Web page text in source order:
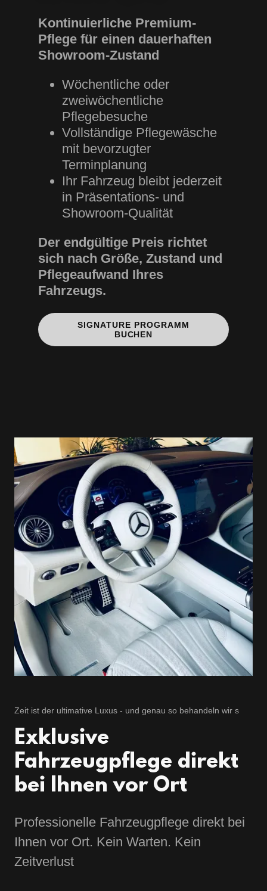
Kontinuierliche Premium-
Pflege für einen dauerhaften
Showroom-Zustand
Wöchentliche oder
zweiwöchentliche
Pflegebesuche
Vollständige Pflegewäsche
mit bevorzugter
Terminplanung
Ihr Fahrzeug bleibt jederzeit
in Präsentations- und
Showroom-Qualität
Der endgültige Preis richtet
sich nach Größe, Zustand und
Pflegeaufwand Ihres
Fahrzeugs.
SIGNATURE PROGRAMM
BUCHEN
Zeit ist der ultimative Luxus - und genau so behandeln wir s
Exklusive
Fahrzeugpflege direkt
bei Ihnen vor Ort
Professionelle Fahrzeugpflege direkt bei
Ihnen vor Ort. Kein Warten. Kein
Zeitverlust